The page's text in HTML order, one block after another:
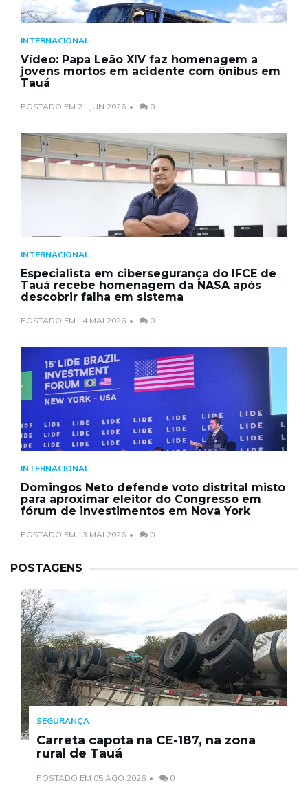
INTERNACIONAL
Vídeo: Papa Leão XIV faz homenagem a
jovens mortos em acidente com ônibus em
Tauá
POSTADO EM 21 JUN 2026 0
INTERNACIONAL
Especialista em cibersegurança do IFCE de
Tauá recebe homenagem da NASA após
descobrir falha em sistema
POSTADO EM 14 MAI 2026 0
INTERNACIONAL
Domingos Neto defende voto distrital misto
para aproximar eleitor do Congresso em
fórum de investimentos em Nova York
POSTADO EM 13 MAI 2026 0
POSTAGENS
SEGURANÇA
Carreta capota na CE-187, na zona
rural de Tauá
POSTADO EM 05 AGO 2026 0